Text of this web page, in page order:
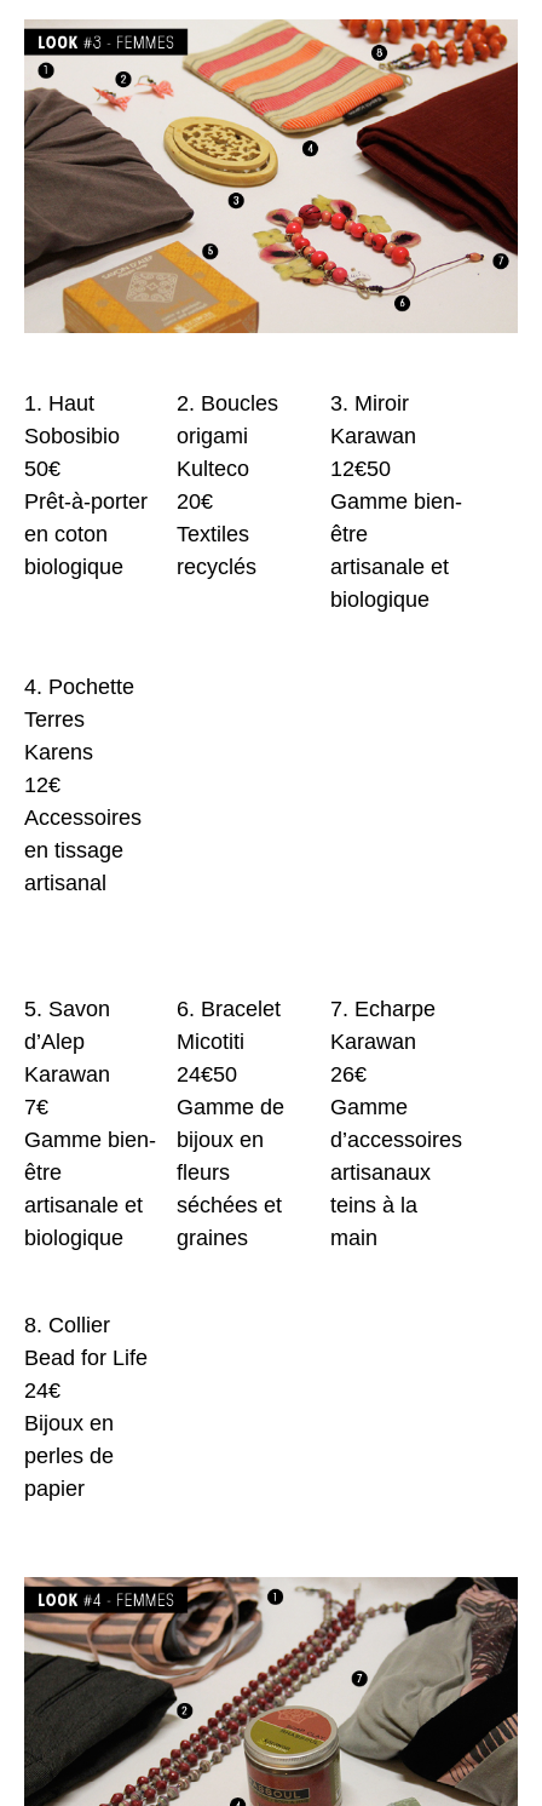
1. Haut
Sobosibio
50€
Prêt-à-porter
en coton
biologique
2. Boucles
origami
Kulteco
20€
Textiles
recyclés
3. Miroir
Karawan
12€50
Gamme bien-
être
artisanale et
biologique
4. Pochette
Terres
Karens
12€
Accessoires
en tissage
artisanal
5. Savon
d’Alep
Karawan
7€
Gamme bien-
être
artisanale et
biologique
6. Bracelet
Micotiti
24€50
Gamme de
bijoux en
fleurs
séchées et
graines
7. Echarpe
Karawan
26€
Gamme
d’accessoires
artisanaux
teins à la
main
8. Collier
Bead for Life
24€
Bijoux en
perles de
papier